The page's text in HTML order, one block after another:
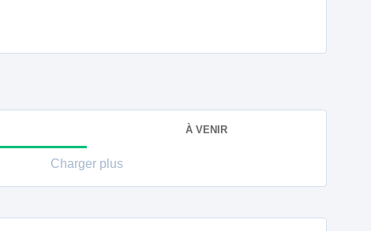
À VENIR
Charger plus